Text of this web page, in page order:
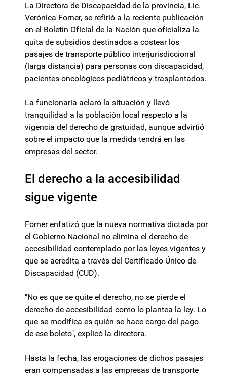
La Directora de Discapacidad de la provincia, Lic.
Verónica Forner, se refirió a la reciente publicación
en el Boletín Oficial de la Nación que oficializa la
quita de subsidios destinados a costear los
pasajes de transporte público interjurisdiccional
(larga distancia) para personas con discapacidad,
pacientes oncológicos pediátricos y trasplantados.
La funcionaria aclaró la situación y llevó
tranquilidad a la población local respecto a la
vigencia del derecho de gratuidad, aunque advirtió
sobre el impacto que la medida tendrá en las
empresas del sector.
El derecho a la accesibilidad
sigue vigente
Forner enfatizó que la nueva normativa dictada por
el Gobierno Nacional no elimina el derecho de
accesibilidad contemplado por las leyes vigentes y
que se acredita a través del Certificado Único de
Discapacidad (CUD).
"No es que se quite el derecho, no se pierde el
derecho de accesibilidad como lo plantea la ley. Lo
que se modifica es quién se hace cargo del pago
de ese boleto", explicó la directora.
Hasta la fecha, las erogaciones de dichos pasajes
eran compensadas a las empresas de transporte